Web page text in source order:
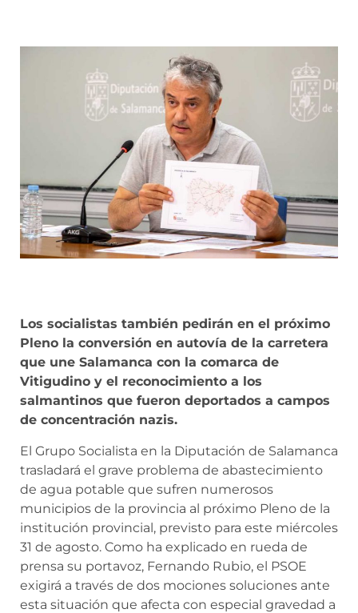
Los socialistas también pedirán en el próximo
Pleno la conversión en autovía de la carretera
que une Salamanca con la comarca de
Vitigudino y el reconocimiento a los
salmantinos que fueron deportados a campos
de concentración nazis.
El Grupo Socialista en la Diputación de Salamanca
trasladará el grave problema de abastecimiento
de agua potable que sufren numerosos
municipios de la provincia al próximo Pleno de la
institución provincial, previsto para este miércoles
31 de agosto. Como ha explicado en rueda de
prensa su portavoz, Fernando Rubio, el PSOE
exigirá a través de dos mociones soluciones ante
esta situación que afecta con especial gravedad a